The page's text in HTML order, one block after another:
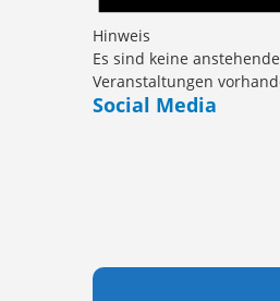
Hinweis
Es sind keine
Veranstaltungen
Social Media